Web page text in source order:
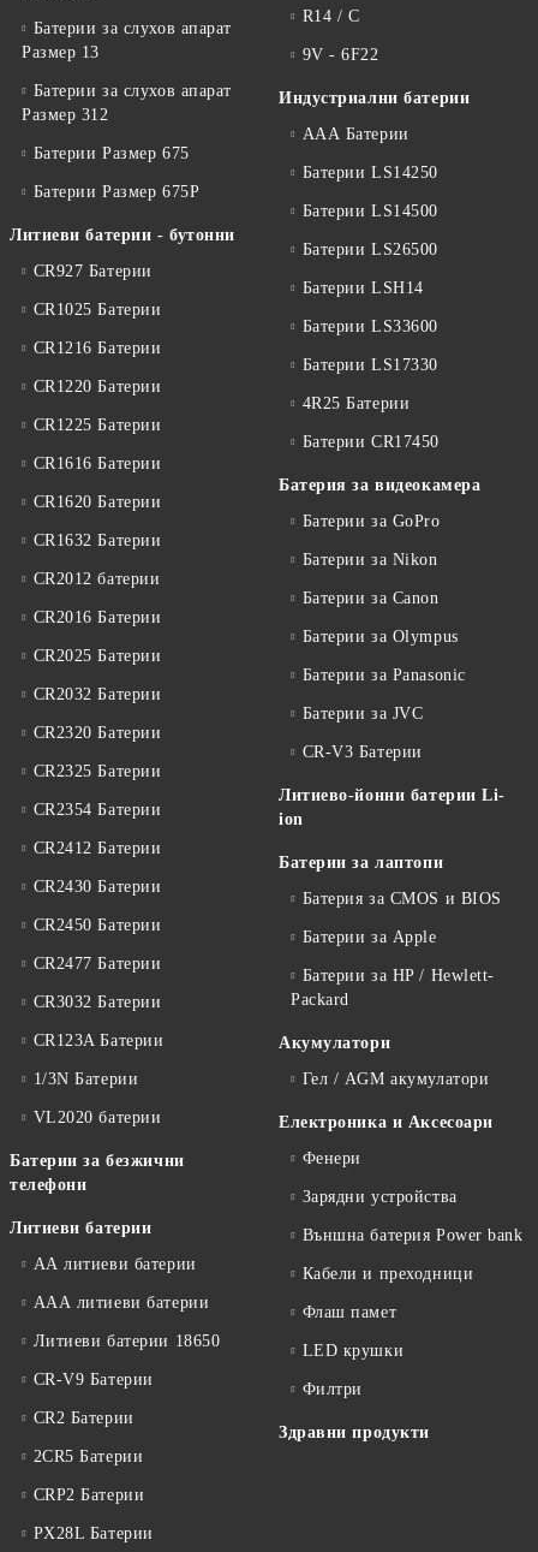
Батерии за слухов апарат
Размер 13
Батерии за слухов апарат
Размер 312
Батерии Размер 675
Батерии Размер 675P
Литиеви батерии - бутонни
CR927 Батерии
CR1025 Батерии
CR1216 Батерии
CR1220 Батерии
CR1225 Батерии
CR1616 Батерии
CR1620 Батерии
CR1632 Батерии
CR2012 батерии
CR2016 Батерии
CR2025 Батерии
CR2032 Батерии
CR2320 Батерии
CR2325 Батерии
CR2354 Батерии
CR2412 Батерии
CR2430 Батерии
CR2450 Батерии
CR2477 Батерии
CR3032 Батерии
CR123A Батерии
1/3N Батерии
VL2020 батерии
Батерии за безжични
телефони
Литиеви батерии
АА литиеви батерии
ААА литиеви батерии
Литиеви батерии 18650
CR-V9 Батерии
CR2 Батерии
2CR5 Батерии
CRP2 Батерии
PX28L Батерии
R14 / C
9V - 6F22
Индустриални батерии
ААА Батерии
Батерии LS14250
Батерии LS14500
Батерии LS26500
Батерии LSH14
Батерии LS33600
Батерии LS17330
4R25 Батерии
Батерии CR17450
Батерия за видеокамера
Батерии за GoPro
Батерии за Nikon
Батерии за Canon
Батерии за Olympus
Батерии за Panasonic
Батерии за JVC
CR-V3 Батерии
Литиево-йонни батерии Li-
ion
Батерии за лаптопи
Батерия за CMOS и BIOS
Батерии за Apple
Батерии за HP / Hewlett-
Packard
Акумулатори
Гел / AGM акумулатори
Електроника и Аксесоари
Фенери
Зарядни устройства
Външна батерия Power bank
Кабели и преходници
Флаш памет
LED крушки
Филтри
Здравни продукти